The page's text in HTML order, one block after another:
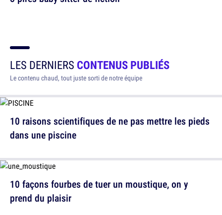
LES DERNIERS CONTENUS PUBLIÉS
Le contenu chaud, tout juste sorti de notre équipe
10 raisons scientifiques de ne pas mettre les pieds
dans une piscine
10 façons fourbes de tuer un moustique, on y
prend du plaisir